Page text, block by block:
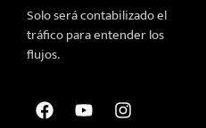
Solo será contabilizado el
tráfico para entender los
flujos.